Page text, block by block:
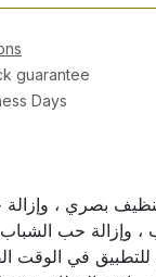
guarantee
Days
بصري ،
حب الشباب
في الوقت